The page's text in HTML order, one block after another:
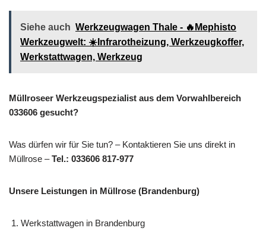
Siehe auch Werkzeugwagen Thale - 🔥Mephisto
Werkzeugwelt: ☀️Infrarotheizung, Werkzeugkoffer,
Werkstattwagen, Werkzeug
Müllroseer Werkzeugspezialist aus dem Vorwahlbereich
033606 gesucht?
Was dürfen wir für Sie tun? – Kontaktieren Sie uns direkt in
Müllrose –Tel.: 033606 817-977
Unsere Leistungen in Müllrose (Brandenburg)
Werkstattwagen in Brandenburg